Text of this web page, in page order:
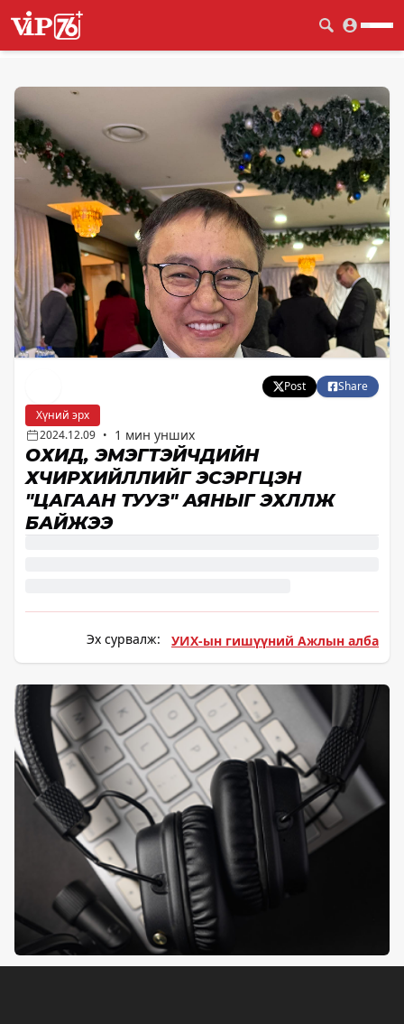
Post
Share
Хүний эрх
2024.12.09 • 1 мин унших
ОХИД, ЭМЭГТЭЙЧҮҮДИЙН
ХҮЧИРХИЙЛЛИЙГ ЭСЭРГҮҮЦЭН
"ЦАГААН ТУУЗ" АЯНЫГ ЭХЛҮҮЛЖ
БАЙЖЭЭ
Эх сурвалж: УИХ-ын гишүүний Ажлын алба